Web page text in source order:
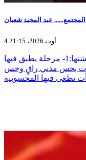
عبد المجيد شعبان
4 أوت 2026، 21:15
مرت بلادي منذ أن وعيت بمراحل ثلاث عايشتها:1- مرحلة يطبق فيها
بحس مدني راقٍ وحس